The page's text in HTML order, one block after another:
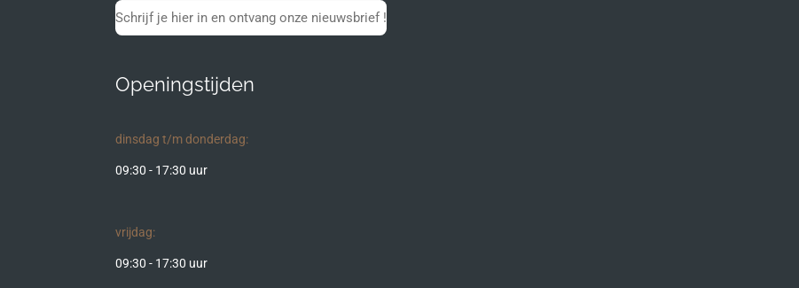
Schrijf je hier in en ontvang onze nieuwsbrief !
Openingstijden
dinsdag t/m donderdag:
09:30 - 17:30 uur
vrijdag:
09:30 - 17:30 uur